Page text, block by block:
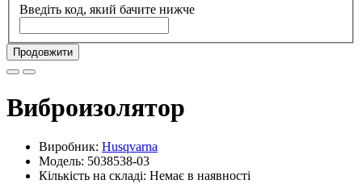
Введіть код, який бачите нижче
Продовжити
Виброизолятор
Виробник: Husqvarna
Модель: 5038538-03
Кількість на складі: Немає в наявності